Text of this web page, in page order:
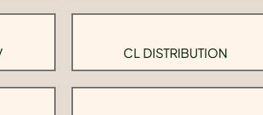
CL DISTRIBUTION